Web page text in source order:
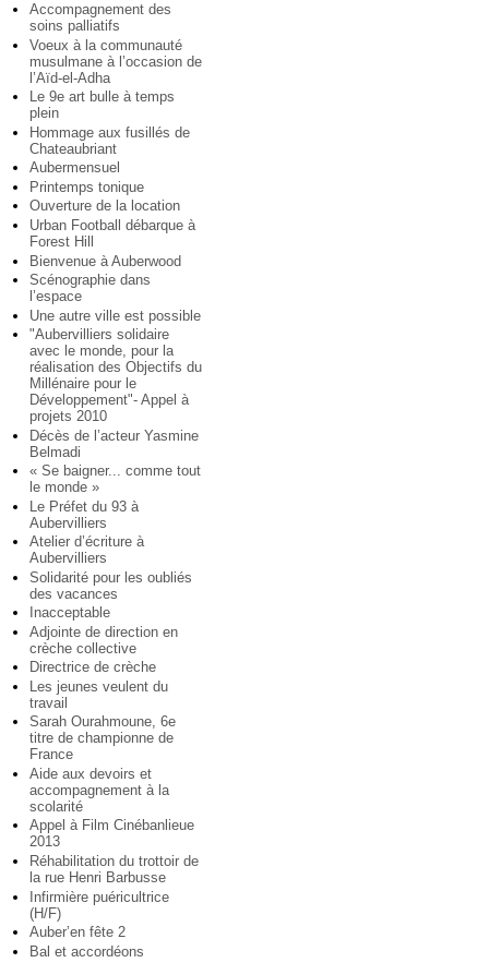
Accompagnement des
soins palliatifs
Voeux à la communauté
musulmane à l’occasion de
l’Aïd-el-Adha
Le 9e art bulle à temps
plein
Hommage aux fusillés de
Chateaubriant
Aubermensuel
Printemps tonique
Ouverture de la location
Urban Football débarque à
Forest Hill
Bienvenue à Auberwood
Scénographie dans
l’espace
Une autre ville est possible
"Aubervilliers solidaire
avec le monde, pour la
réalisation des Objectifs du
Millénaire pour le
Développement"- Appel à
projets 2010
Décès de l’acteur Yasmine
Belmadi
« Se baigner... comme tout
le monde »
Le Préfet du 93 à
Aubervilliers
Atelier d’écriture à
Aubervilliers
Solidarité pour les oubliés
des vacances
Inacceptable
Adjointe de direction en
crèche collective
Directrice de crèche
Les jeunes veulent du
travail
Sarah Ourahmoune, 6e
titre de championne de
France
Aide aux devoirs et
accompagnement à la
scolarité
Appel à Film Cinébanlieue
2013
Réhabilitation du trottoir de
la rue Henri Barbusse
Infirmière puéricultrice
(H/F)
Auber’en fête 2
Bal et accordéons